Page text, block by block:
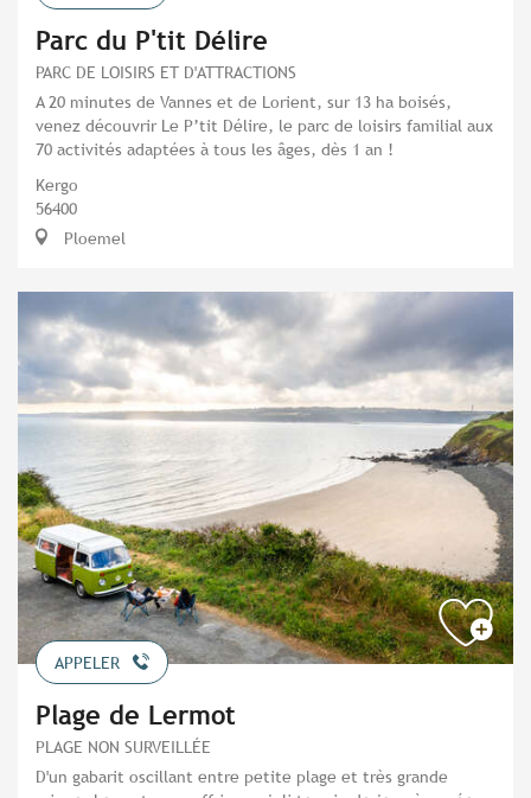
Parc du P'tit Délire
PARC DE LOISIRS ET D'ATTRACTIONS
A 20 minutes de Vannes et de Lorient, sur 13 ha boisés,
venez découvrir Le P’tit Délire, le parc de loisirs familial aux
70 activités adaptées à tous les âges, dès 1 an !
Kergo
56400
Ploemel
APPELER
Plage de Lermot
PLAGE NON SURVEILLÉE
D'un gabarit oscillant entre petite plage et très grande